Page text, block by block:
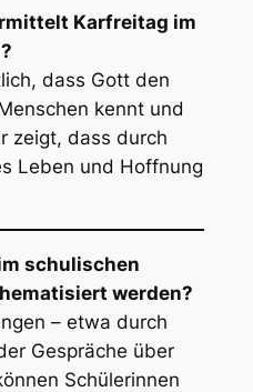
Karfreitag im
dass Gott den
kennt und
zeigt, dass durch
Leben und Hoffnung
schulischen
werden?
– etwa durch
Gespräche über
Schülerinnen